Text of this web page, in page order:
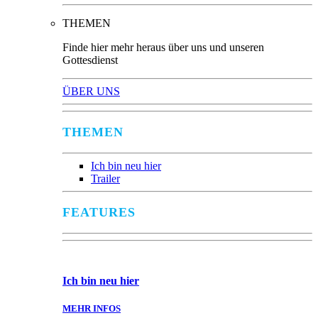
THEMEN
Finde hier mehr heraus über uns und unseren
Gottesdienst
ÜBER UNS
THEMEN
Ich bin neu hier
Trailer
FEATURES
Ich bin neu hier
MEHR INFOS